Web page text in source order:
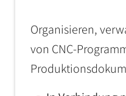
Organisieren,
von CNC-